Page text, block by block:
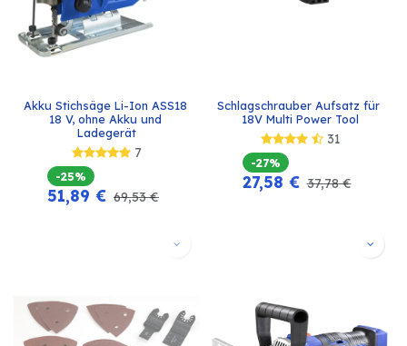
Akku Stichsäge Li-Ion ASS18
18 V, ohne Akku und
Ladegerät
7
-25%
51,89 € 69,53€
Schlagschrauber Aufsatz für
18V Multi Power Tool
31
-27%
27,58 € 37,78€